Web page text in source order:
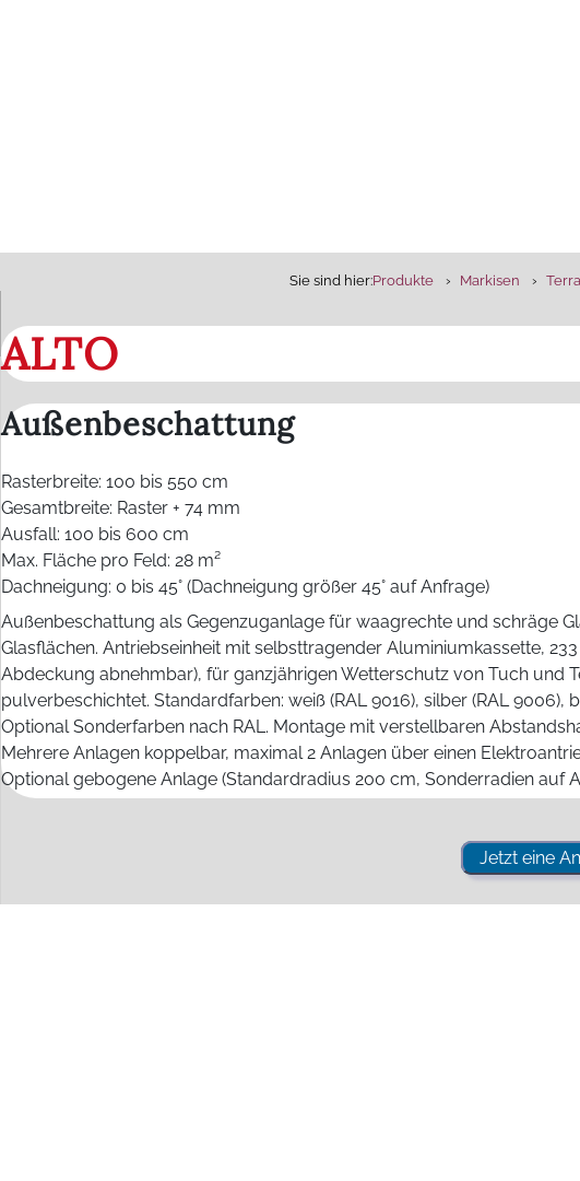
Sie sind hier:Produkte Markisen
ALTO
Außenbeschattung
Rasterbreite: 100 bis 550 cm
Gesamtbreite: Raster + 74 mm
Ausfall: 100 bis 600 cm
Max. Fläche pro Feld: 28 m²
Dachneigung: 0 bis 45° (Dachneigung größer 45° auf Anfrage)
Außenbeschattung als Gegenzuganlage für waagrechte und schräge
Glasflächen. Antriebseinheit mit selbsttragender Aluminiumkassette,
Abdeckung abnehmbar), für ganzjährigen Wetterschutz von Tuch und
pulverbeschichtet. Standardfarben: weiß (RAL 9016), silber (RAL 9006),
Optional Sonderfarben nach RAL. Montage mit verstellbaren
Mehrere Anlagen koppelbar, maximal 2 Anlagen über einen
Optional gebogene Anlage (Standardradius 200 cm, Sonderradien auf
Jetzt eine